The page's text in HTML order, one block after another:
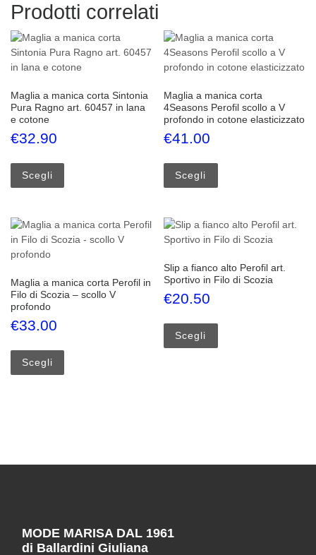
Prodotti correlati
Maglia a manica corta Sintonia
Pura Ragno art. 60457 in lana
e cotone
€32.90
Scegli
Maglia a manica corta
4Seasons Perofil scollo a V
profondo in cotone elasticizzato
€41.00
Scegli
Maglia a manica corta Perofil in
Filo di Scozia – scollo V
profondo
€33.00
Scegli
Questo prodotto ha più varianti. Le opzioni possono
Slip a fianco alto Perofil art.
Sportivo in Filo di Scozia
€20.50
Scegli
MODE MARISA DAL 1961
di Ballardini Giuliana